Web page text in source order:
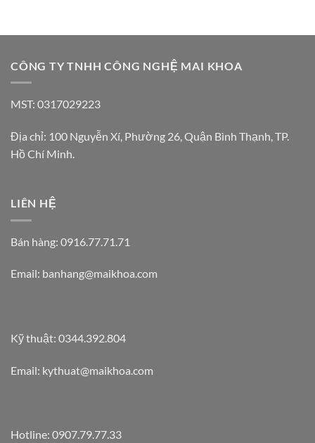
CÔNG TY TNHH CÔNG NGHỆ MAI KHOA
MST: 0317029223
Địa chỉ: 100 Nguyễn Xí, Phường 26, Quận Bình Thạnh, TP.
Hồ Chí Minh.
LIÊN HỆ
Bán hàng: 0916.77.71.71
Email: banhang@maikhoa.com
Kỹ thuật: 0344.392.804
Email: kythuat@maikhoa.com
Hotline: 0907.79.77.33